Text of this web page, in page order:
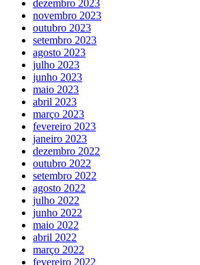
dezembro 2023
novembro 2023
outubro 2023
setembro 2023
agosto 2023
julho 2023
junho 2023
maio 2023
abril 2023
março 2023
fevereiro 2023
janeiro 2023
dezembro 2022
outubro 2022
setembro 2022
agosto 2022
julho 2022
junho 2022
maio 2022
abril 2022
março 2022
fevereiro 2022